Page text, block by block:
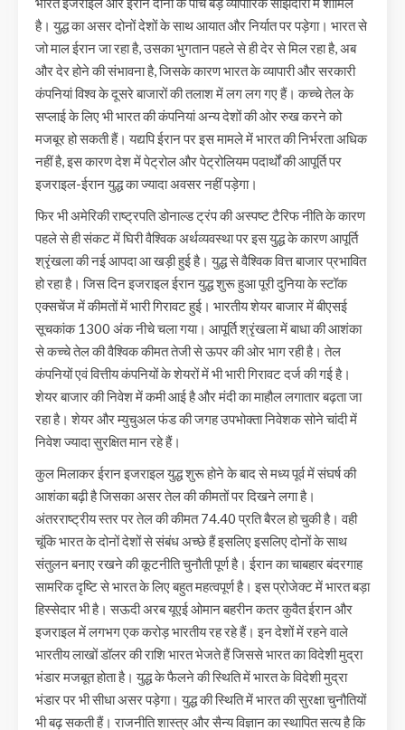
है। युद्ध का असर दोनों देशों के साथ आयात और निर्यात पर पड़ेगा। भारत से
जो माल ईरान जा रहा है, उसका भुगतान पहले से ही देर से मिल रहा है, अब
और देर होने की संभावना है, जिसके कारण भारत के व्यापारी और सरकारी
कंपनियां विश्व के दूसरे बाजारों की तलाश में लग लग गए हैं। कच्चे तेल के
सप्लाई के लिए भी भारत की कंपनियां अन्य देशों की ओर रुख करने को
मजबूर हो सकती हैं। यद्यपि ईरान पर इस मामले में भारत की निर्भरता अधिक
नहीं है, इस कारण देश में पेट्रोल और पेट्रोलियम पदार्थों की आपूर्ति पर
इजराइल-ईरान युद्ध का ज्यादा अवसर नहीं पड़ेगा।
फिर भी अमेरिकी राष्ट्रपति डोनाल्ड ट्रंप की अस्पष्ट टैरिफ नीति के कारण
पहले से ही संकट में घिरी वैश्विक अर्थव्यवस्था पर इस युद्ध के कारण आपूर्ति
श्रृंखला की नई आपदा आ खड़ी हुई है। युद्ध से वैश्विक वित्त बाजार प्रभावित
हो रहा है। जिस दिन इजराइल ईरान युद्ध शुरू हुआ पूरी दुनिया के स्टॉक
एक्सचेंज में कीमतों में भारी गिरावट हुई। भारतीय शेयर बाजार में बीएसई
सूचकांक 1300 अंक नीचे चला गया। आपूर्ति श्रृंखला में बाधा की आशंका
से कच्चे तेल की वैश्विक कीमत तेजी से ऊपर की ओर भाग रही है। तेल
कंपनियों एवं वित्तीय कंपनियों के शेयरों में भी भारी गिरावट दर्ज की गई है।
शेयर बाजार की निवेश में कमी आई है और मंदी का माहौल लगातार बढ़ता जा
रहा है। शेयर और म्युचुअल फंड की जगह उपभोक्ता निवेशक सोने चांदी में
निवेश ज्यादा सुरक्षित मान रहे हैं।
कुल मिलाकर ईरान इजराइल युद्ध शुरू होने के बाद से मध्य पूर्व में संघर्ष की
आशंका बढ़ी है जिसका असर तेल की कीमतों पर दिखने लगा है।
अंतरराष्ट्रीय स्तर पर तेल की कीमत 74.40 प्रति बैरल हो चुकी है। वही
चूंकि भारत के दोनों देशों से संबंध अच्छे हैं इसलिए इसलिए दोनों के साथ
संतुलन बनाए रखने की कूटनीति चुनौती पूर्ण है। ईरान का चाबहार बंदरगाह
सामरिक दृष्टि से भारत के लिए बहुत महत्वपूर्ण है। इस प्रोजेक्ट में भारत बड़ा
हिस्सेदार भी है। सऊदी अरब यूएई ओमान बहरीन कतर कुवैत ईरान और
इजराइल में लगभग एक करोड़ भारतीय रह रहे हैं। इन देशों में रहने वाले
भारतीय लाखों डॉलर की राशि भारत भेजते हैं जिससे भारत का विदेशी मुद्रा
भंडार मजबूत होता है। युद्ध के फैलने की स्थिति में भारत के विदेशी मुद्रा
भंडार पर भी सीधा असर पड़ेगा। युद्ध की स्थिति में भारत की सुरक्षा चुनौतियों
भी बढ़ सकती हैं। राजनीति शास्त्र और सैन्य विज्ञान का स्थापित सत्य है कि